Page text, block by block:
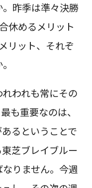
昨季は準々決勝
休めるメリット
リット、それぞ
れわれも常にその
も重要なのは、
るということで
芝ブレイブルー
りません。今週